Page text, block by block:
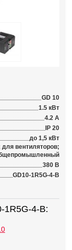
GD 10
1.5 кВт
4.2 А
IP 20
до 1,5 кВт
вентиляторов;
380 В
GD10-1R5G-4-B
1R5G-4-B: